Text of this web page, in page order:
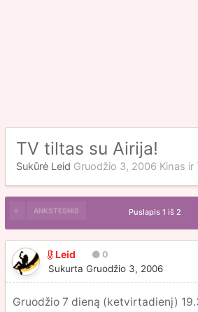
TV tiltas su Airija!
Sukūrė Leid Gruodžio 3, 2006 Kinas ir
ANKSTESNIS Puslapis 1 iš 2
Leid 0
Sukurta Gruodžio 3, 2006
Gruodžio 7 dieną (ketvirtadienį)